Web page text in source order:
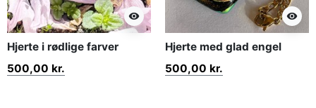
visibility
Hjerte i rødlige farver
500,00 kr.
visibility
Hjerte med glad engel
500,00 kr.